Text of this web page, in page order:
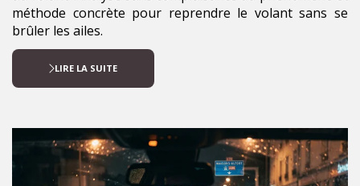
méthode concrète pour reprendre le volant sans se
brûler les ailes.
LIRE LA SUITE